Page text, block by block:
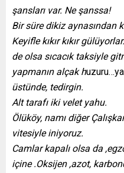
şansları var. Ne şanssa!
Bir süre dikiz aynasından
Keyifle kıkır kıkır
de olsa sıcacık taksiyle
yapmanın alçak h
üstünde, tedirgin.
Alt tarafı iki velet yahu.
Ölüköy, namı diğer
vitesiyle iniyoruz.
Camlar kapalı olsa da
içine .Oksijen ,azot,